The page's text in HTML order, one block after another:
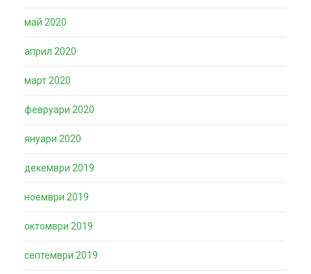
май 2020
април 2020
март 2020
февруари 2020
януари 2020
декември 2019
ноември 2019
октомври 2019
септември 2019